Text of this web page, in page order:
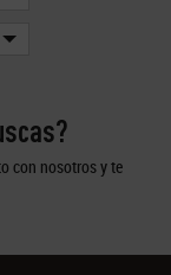
con nosotros y te